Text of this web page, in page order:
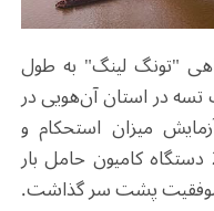
"تونگ لینگ" به طول
تسه در استان آن‌هویی در
میزان استحکام و
استقامت خود را با تحمل وزن 214 دستگاه کامیون حامل بار